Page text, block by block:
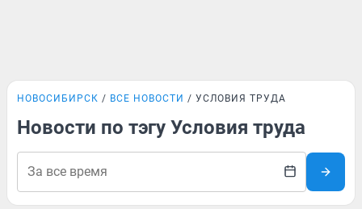
НОВОСИБИРСК ВСЕ НОВОСТИ УСЛОВИЯ ТРУДА
Новости по тэгу Условия труда